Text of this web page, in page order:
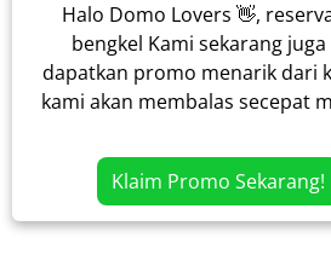
Halo Domo Lovers 👋,
bengkel Kami sekarang
dapatkan promo menarik dari
kami akan membalas secepat
Klaim Promo Sekarang!